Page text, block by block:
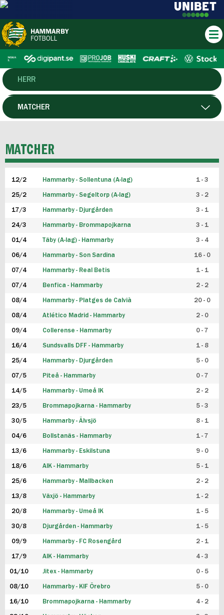
HERR
DAM
P19
F19
FUTSAL HERR
FUTSAL DAM
MATCHER
MATCHER
12/2 Hammarby - Sollentuna (A-lag) 1 - 3
25/2 Hammarby - Segeltorp (A-lag) 3 - 2
17/3 Hammarby - Djurgården 3 - 1
24/3 Hammarby - Brommapojkarna 3 - 1
01/4 Täby (A-lag) - Hammarby 3 - 4
06/4 Hammarby - Son Sardina 16 - 0
07/4 Hammarby - Real Betis 1 - 1
07/4 Benfica - Hammarby 2 - 2
08/4 Hammarby - Platges de Calvià 20 - 0
08/4 Atlético Madrid - Hammarby 2 - 0
09/4 Collerense - Hammarby 0 - 7
16/4 Sundsvalls DFF - Hammarby 1 - 8
25/4 Hammarby - Djurgården 5 - 0
07/5 Piteå - Hammarby 0 - 7
14/5 Hammarby - Umeå IK 2 - 2
23/5 Brommapojkarna - Hammarby 5 - 3
30/5 Hammarby - Älvsjö 8 - 1
04/6 Bollstanäs - Hammarby 1 - 7
13/6 Hammarby - Eskilstuna 9 - 0
18/6 AIK - Hammarby 5 - 1
25/6 Hammarby - Mallbacken 2 - 2
13/8 Växjö - Hammarby 1 - 2
20/8 Hammarby - Umeå IK 1 - 5
30/8 Djurgården - Hammarby 1 - 5
09/9 Hammarby - FC Rosengård 2 - 1
17/9 AIK - Hammarby 4 - 3
01/10 Jitex - Hammarby 0 - 5
08/10 Hammarby - KIF Örebro 5 - 0
16/10 Brommapojkarna - Hammarby 4 - 2